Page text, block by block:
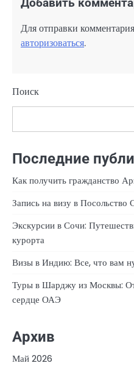
Добавить
Для отправки
авторизоваться.
Поиск
Последние
Как получить гражданство
Запись на визу в
Экскурсии в Сочи:
курорта
Визы в Индию: Все, что вам
Туры в Шарджу из Москвы:
сердце ОАЭ
Архив
Май 2026